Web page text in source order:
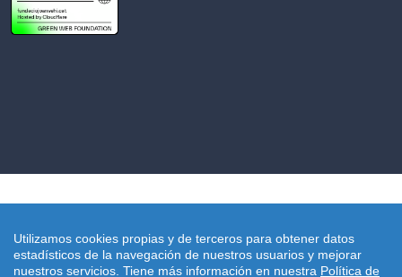
Utilizamos cookies propias y de terceros para obtener datos
estadísticos de la navegación de nuestros usuarios y mejorar
nuestros servicios. Tiene más información en nuestra Política de